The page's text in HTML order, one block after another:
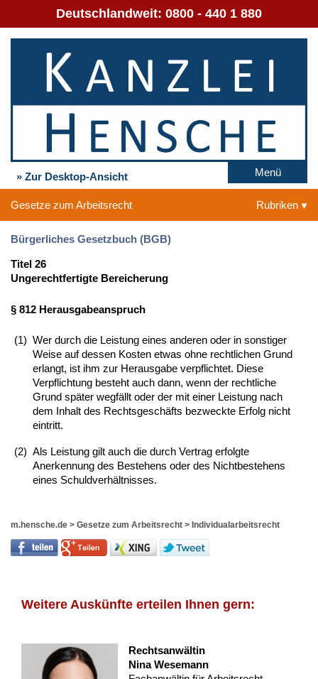
Deutschlandweit: 0800 - 440 1 880
» Zur Desktop-Ansicht Menü
Gesetze zum Arbeitsrecht Rubriken
Bürgerliches Gesetzbuch (BGB)
Titel 26
Ungerechtfertigte Bereicherung
§ 812 Herausgabeanspruch
(1) Wer durch die Leistung eines anderen oder in sonstiger
Weise auf dessen Kosten etwas ohne rechtlichen Grund
erlangt, ist ihm zur Herausgabe verpflichtet. Diese
Verpflichtung besteht auch dann, wenn der rechtliche
Grund später wegfällt oder der mit einer Leistung nach
dem Inhalt des Rechtsgeschäfts bezweckte Erfolg nicht
eintritt.
(2) Als Leistung gilt auch die durch Vertrag erfolgte
Anerkennung des Bestehens oder des Nichtbestehens
eines Schuldverhältnisses.
m.hensche.de > Gesetze zum Arbeitsrecht > Individualarbeitsrecht
Weitere Auskünfte erteilen Ihnen gern:
Rechtsanwältin
Nina Wesemann